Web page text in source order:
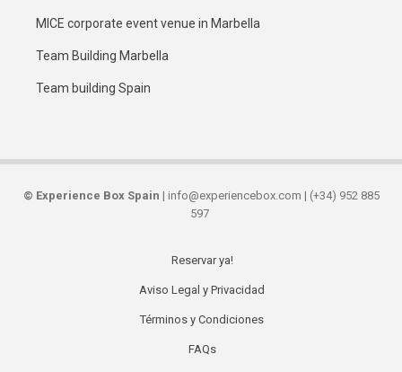
MICE corporate event venue in Marbella
Team Building Marbella
Team building Spain
© Experience Box Spain | info@experiencebox.com | (+34) 952 885
597
Reservar ya!
Aviso Legal y Privacidad
Términos y Condiciones
FAQs